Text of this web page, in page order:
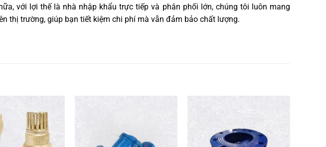
với lợi thế là nhà nhập khẩu trực tiếp và phân phối lớn, chúng tôi luôn mang
thị trường, giúp bạn tiết kiệm chi phí mà vẫn đảm bảo chất lượng.